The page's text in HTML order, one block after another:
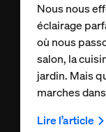
Nous nous
éclairage
où nous
salon, la
jardin. Mais
marches
Lire l’article